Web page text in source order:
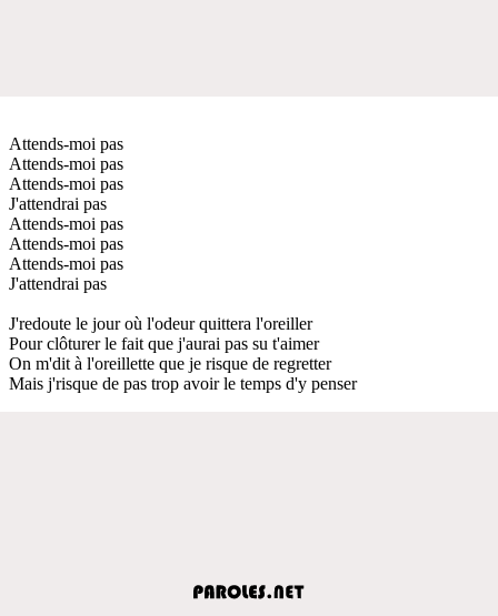
Attends-moi pas
Attends-moi pas
Attends-moi pas
J'attendrai pas
Attends-moi pas
Attends-moi pas
Attends-moi pas
J'attendrai pas
J'redoute le jour où l'odeur quittera l'oreiller
Pour clôturer le fait que j'aurai pas su t'aimer
On m'dit à l'oreillette que je risque de regretter
Mais j'risque de pas trop avoir le temps d'y penser